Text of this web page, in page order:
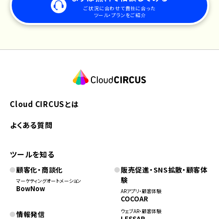
ご状況に合わせて貴社に合った
ツール・プランをご紹介
Cloud CIRCUSとは
よくある質問
ツールを知る
顧客化・商談化
マーケティングオートメーション
BowNow
情報発信
販売促進・SNS拡散・顧客体
験
ARアプリ・顧客体験
COCOAR
ウェブAR・顧客体験